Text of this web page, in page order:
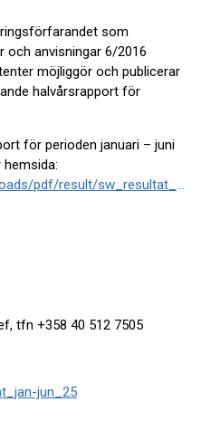
som
och anvisningar 6/2016
möjliggör och publicerar
halvårsrapport för
för perioden januari – juni
hemsida:
pdf/result/sw_resultat_jan-
tfn +358 40 512 7505
jun_25